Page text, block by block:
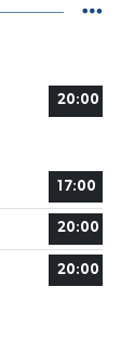
20:00
17:00
20:00
20:00